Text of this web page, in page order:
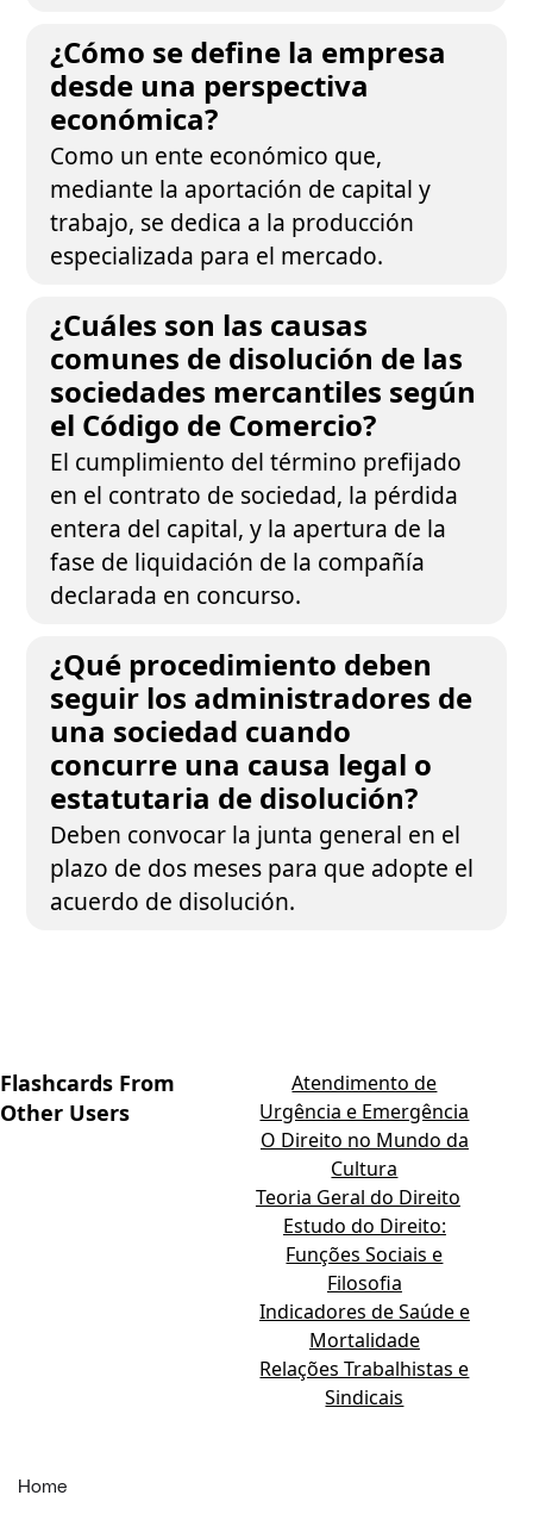
¿Cómo se define la empresa
desde una perspectiva
económica?
Como un ente económico que,
mediante la aportación de capital y
trabajo, se dedica a la producción
especializada para el mercado.
¿Cuáles son las causas
comunes de disolución de las
sociedades mercantiles según
el Código de Comercio?
El cumplimiento del término prefijado
en el contrato de sociedad, la pérdida
entera del capital, y la apertura de la
fase de liquidación de la compañía
declarada en concurso.
¿Qué procedimiento deben
seguir los administradores de
una sociedad cuando
concurre una causa legal o
estatutaria de disolución?
Deben convocar la junta general en el
plazo de dos meses para que adopte el
acuerdo de disolución.
Flashcards From
Other Users
Atendimento de
Urgência e Emergência
O Direito no Mundo da
Cultura
Teoria Geral do Direito
Estudo do Direito:
Funções Sociais e
Filosofia
Indicadores de Saúde e
Mortalidade
Relações Trabalhistas e
Sindicais
Home